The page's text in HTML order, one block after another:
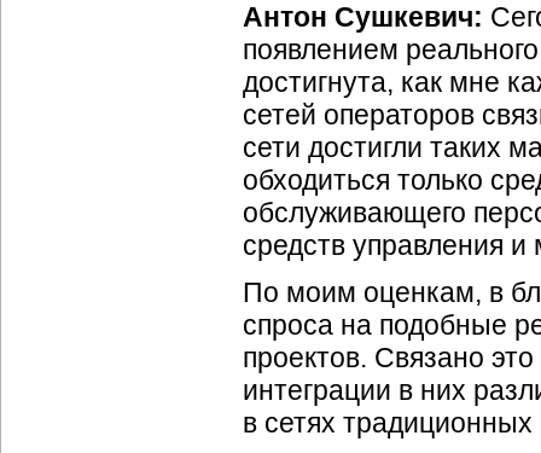
Антон Сушкевич:
появлением
достигнута, как мне
сетей операторов
сети достигли таких
обходиться только
обслуживающего
средств управления и
По моим оценкам, в
спроса на подобные
проектов. Связано
интеграции в них
в сетях традиционных